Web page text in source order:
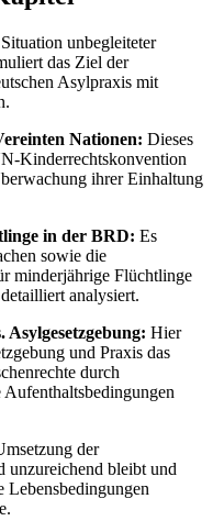
unbegleiteter
das Ziel der
Asylpraxis mit
Nationen: Dieses
Kinderrechtskonvention
ihrer Einhaltung
in der BRD: Es
sowie die
minderjährige Flüchtlinge
analysiert.
Hier
und Praxis das
durch
der
unzureichend bleibt und
Lebensbedingungen